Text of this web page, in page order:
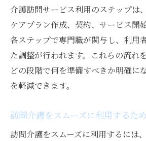
介護訪問サービス利用のステップは
ケアプラン作成、契約、サービス開
各ステップで専門職が関与し、利用
た調整が行われます。これらの流れ
どの段階で何を準備すべきか明確に
を軽減できます。
訪問介護をスムーズに利用するた
訪問介護をスムーズに利用するには